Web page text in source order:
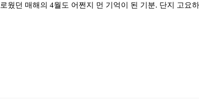
웠던 매해의 4월도 어쩐지 먼 기억이 된 기분. 단지 고